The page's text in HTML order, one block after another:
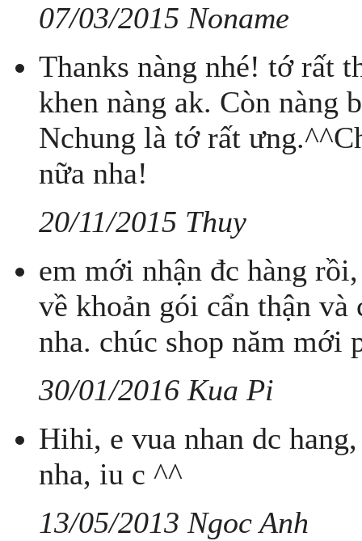
07/03/2015 Noname
Thanks nàng nhé! tớ rất
khen nàng ak. Còn nàng
Nchung là tớ rất
nữa nha!
20/11/2015 Thuy
em mới nhận đc hàng
về khoản gói cẩn thận và
nha. chúc shop năm mới
30/01/2016 Kua Pi
Hihi, e vua nhan dc
nha, iu c ^^
13/05/2013 Ngoc Anh